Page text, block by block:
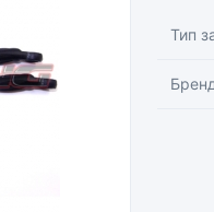
Тип